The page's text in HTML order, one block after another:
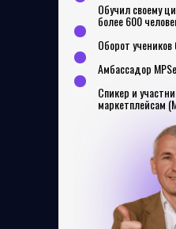
Обучил своему
более 600
Оборот
Амбассадор
Спикер и
маркетплейсам